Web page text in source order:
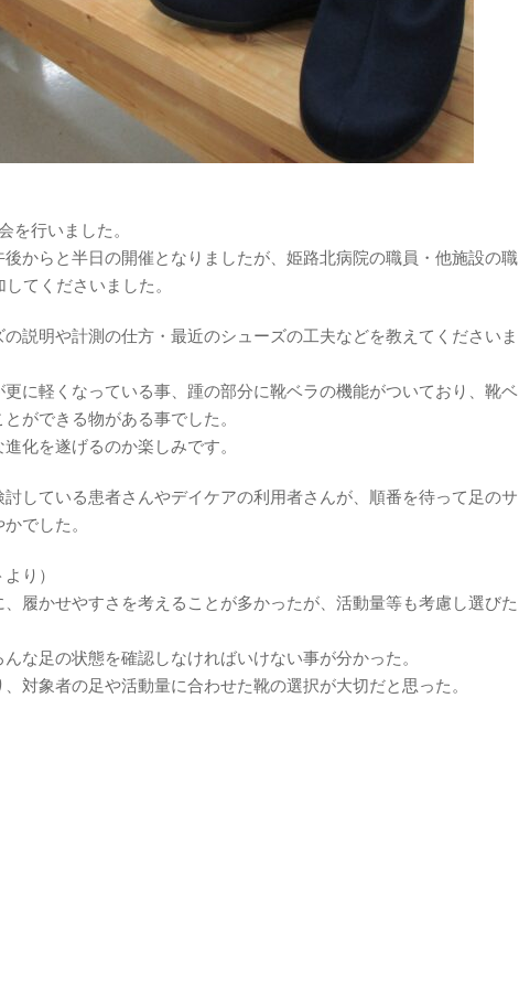
を行いました。
からと半日の開催となりましたが、姫路北病院の職員・他施設の職
てくださいました。
説明や計測の仕方・最近のシューズの工夫などを教えてくださいま
に軽くなっている事、踵の部分に靴ベラの機能がついており、靴ベ
ができる物がある事でした。
化を遂げるのか楽しみです。
している患者さんやデイケアの利用者さんが、順番を待って足のサ
でした。
り）
、履かせやすさを考えることが多かったが、活動量等も考慮し選びた
な足の状態を確認しなければいけない事が分かった。
対象者の足や活動量に合わせた靴の選択が大切だと思った。